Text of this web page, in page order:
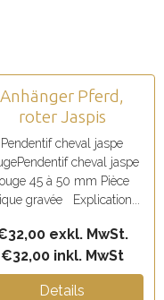
Anhänger Pferd,
roter Jaspis
Pendentif cheval jaspe
cheval jaspe
45 à 50 mm Pièce
gravée Explication...
exkl. MwSt.
€32,00 inkl. MwSt
Details